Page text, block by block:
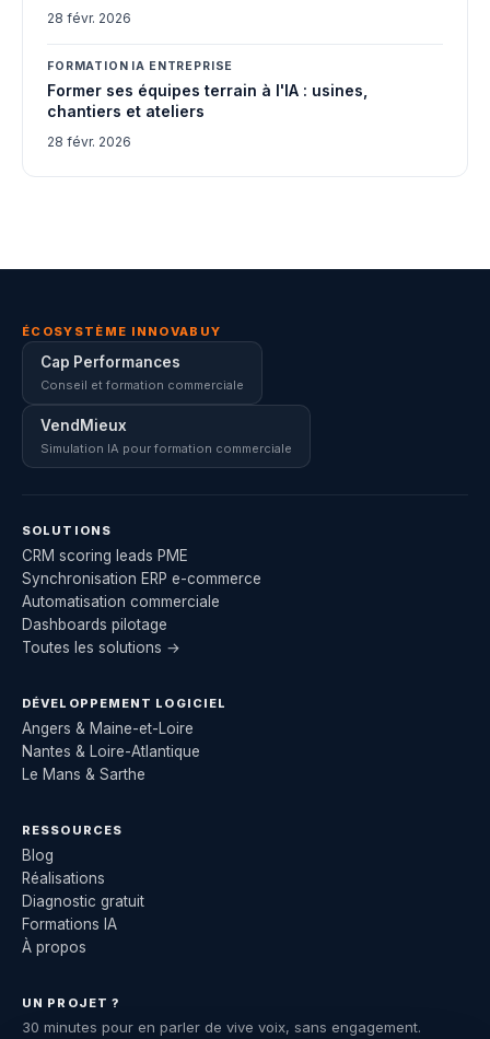
28 févr. 2026
FORMATION IA ENTREPRISE
Former ses équipes terrain à l'IA : usines,
chantiers et ateliers
28 févr. 2026
ÉCOSYSTÈME INNOVABUY
Cap Performances
Conseil et formation commerciale
VendMieux
Simulation IA pour formation commerciale
SOLUTIONS
CRM scoring leads PME
Synchronisation ERP e-commerce
Automatisation commerciale
Dashboards pilotage
Toutes les solutions →
DÉVELOPPEMENT LOGICIEL
Angers & Maine-et-Loire
Nantes & Loire-Atlantique
Le Mans & Sarthe
RESSOURCES
Blog
Réalisations
Diagnostic gratuit
Formations IA
À propos
UN PROJET ?
30 minutes pour en parler de vive voix, sans engagement.